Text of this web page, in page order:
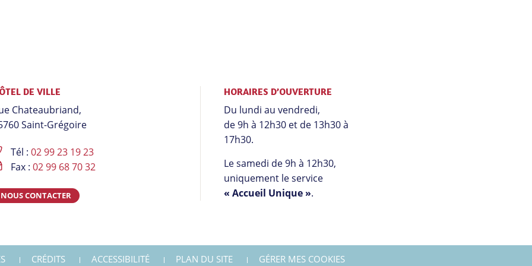
DE VILLE
Chateaubriand,
Saint-Grégoire
Tél : 02 99 23 19 23
Fax : 02 99 68 70 32
NOUS CONTACTER
HORAIRES D’OUVERTURE
Du lundi au vendredi,
de 9h à 12h30 et de 13h30 à
17h30.
Le samedi de 9h à 12h30,
uniquement le service
« Accueil Unique ».
CRÉDITS ACCESSIBILITÉ PLAN DU SITE GÉRER MES COOKIES